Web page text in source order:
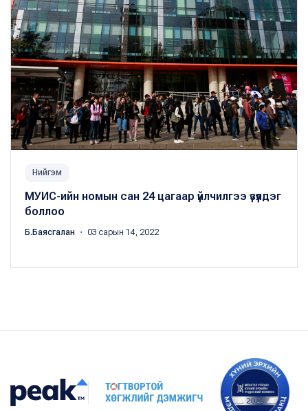
Нийгэм
МУИС-ийн номын сан 24 цагаар үйлчилгээ үзүүлдэг
боллоо
Б.Баясгалан ・ 03 сарын 14, 2022